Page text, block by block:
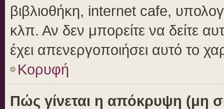
βιβλιοθήκη, internet cafe,
κλπ. Αν δεν μπορείτε να δείτε
έχει απενεργοποιήσει αυτό το
Κορυφή
Πώς γίνεται η απόκρυψη (μη